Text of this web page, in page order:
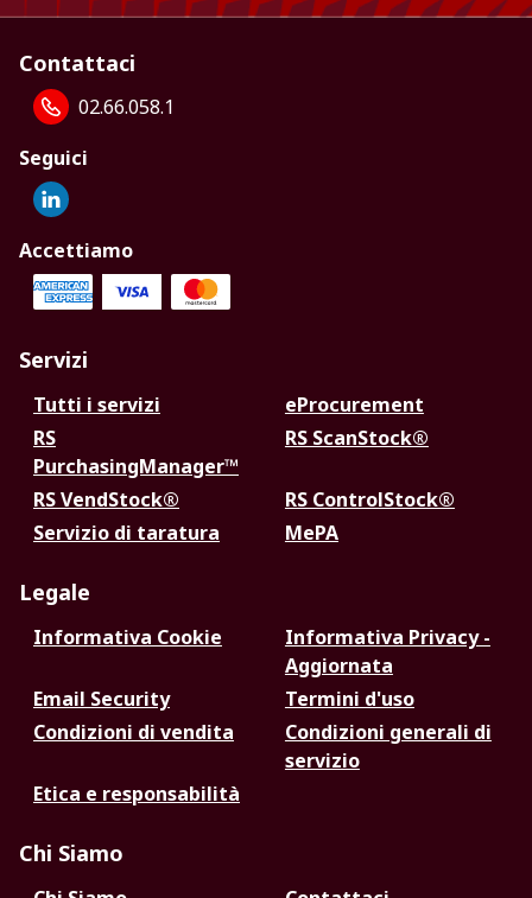
Contattaci
02.66.058.1
Seguici
Accettiamo
Servizi
Tutti i servizi
eProcurement
RS
PurchasingManager™
RS ScanStock®
RS VendStock®
RS ControlStock®
Servizio di taratura
MePA
Legale
Informativa Cookie
Informativa Privacy -
Aggiornata
Email Security
Termini d'uso
Condizioni di vendita
Condizioni generali di
servizio
Etica e responsabilità
Chi Siamo